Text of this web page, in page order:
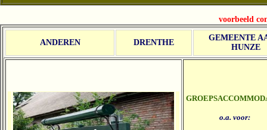
voorbeeld
ANDEREN DRENTHE
GEMEENTE
HUNZE
o.a. voor: